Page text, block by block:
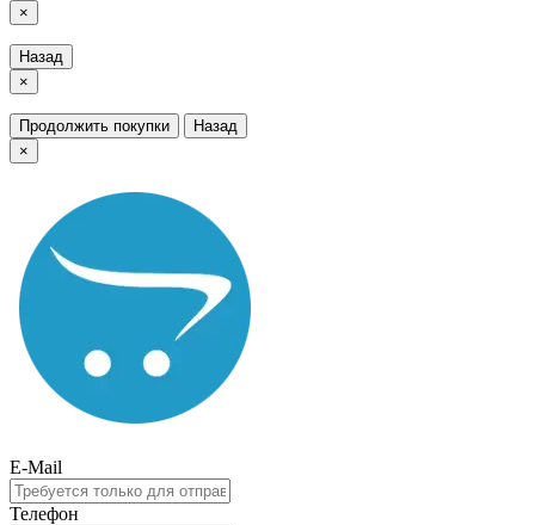
×
Назад
×
Продолжить покупки
Назад
×
E-Mail
Телефон